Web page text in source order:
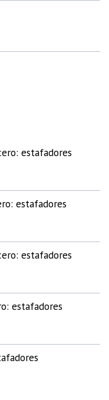
estafadores
estafadores
estafadores
estafadores